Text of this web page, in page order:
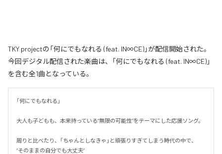
TKY projectの「何にでもなれる (feat. IN∞CE)」が配信開始された。
今回デジタル配信された楽曲は、「何にでもなれる (feat. IN∞CE)」
を含む全1曲となっている。
「何にでもなれる」
大人も子どもも、本来持っている“無限の可能性”をテーマにした応援ソング。
周りと比べたり、「ちゃんとしなきゃ」と頑張りすぎてしまう時代の中で、
“そのままの自分でも大丈夫”